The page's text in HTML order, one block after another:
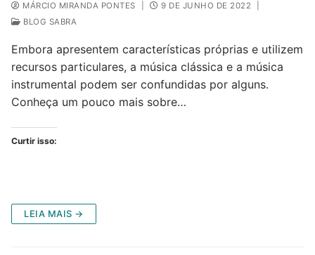
MÁRCIO MIRANDA PONTES 9 DE JUNHO DE 2022
BLOG SABRA
Embora apresentem características próprias e utilizem
recursos particulares, a música clássica e a música
instrumental podem ser confundidas por alguns.
Conheça um pouco mais sobre…
Curtir isso:
LEIA MAIS →